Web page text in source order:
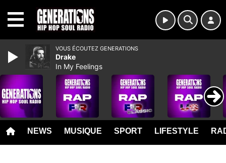
NEWS MUSIQUE SPORT LIFESTYLE
VOUS ÉCOUTEZ GENERATIONS
Drake
In My Feelings